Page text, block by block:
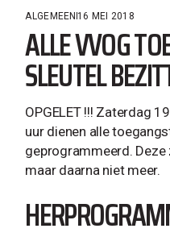
ALGEMEEN 16 MEI 2018
ALLE VVOG
SLEUTEL
OPGELET !!! Zaterdag
uur dienen alle
geprogrammeerd.
maar daarna niet meer.